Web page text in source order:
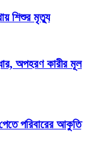
শিশুর মৃত্যু
অপহরণ কারীর মূল
পরিবারের আকুতি